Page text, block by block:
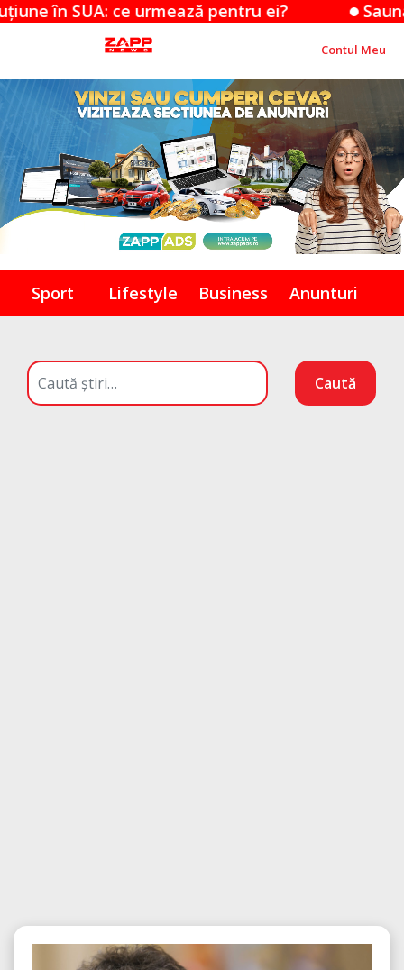
ce urmează pentru ei? Sauna și
Contul Meu
Sport Lifestyle Business Anunturi
Caută